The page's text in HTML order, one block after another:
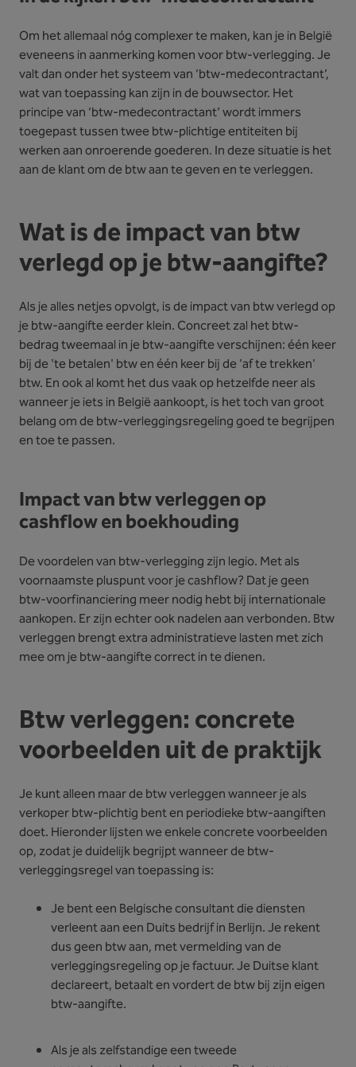
Om het allemaal nóg complexer te maken, kan je in België
eveneens in aanmerking komen voor btw-verlegging. Je
valt dan onder het systeem van ‘btw-medecontractant’,
wat van toepassing kan zijn in de bouwsector. Het
principe van ‘btw-medecontractant’ wordt immers
toegepast tussen twee btw-plichtige entiteiten bij
werken aan onroerende goederen. In deze situatie is het
aan de klant om de btw aan te geven en te verleggen.
Wat is de impact van btw
verlegd op je btw-aangifte?
Als je alles netjes opvolgt, is de impact van btw verlegd op
je btw-aangifte eerder klein. Concreet zal het btw-
bedrag tweemaal in je btw-aangifte verschijnen: één keer
bij de 'te betalen' btw en één keer bij de 'af te trekken'
btw. En ook al komt het dus vaak op hetzelfde neer als
wanneer je iets in België aankoopt, is het toch van groot
belang om de btw-verleggingsregeling goed te begrijpen
en toe te passen.
Impact van btw verleggen op
cashflow en boekhouding
De voordelen van btw-verlegging zijn legio. Met als
voornaamste pluspunt voor je cashflow? Dat je geen
btw-voorfinanciering meer nodig hebt bij internationale
aankopen. Er zijn echter ook nadelen aan verbonden. Btw
verleggen brengt extra administratieve lasten met zich
mee om je btw-aangifte correct in te dienen.
Btw verleggen: concrete
voorbeelden uit de praktijk
Je kunt alleen maar de btw verleggen wanneer je als
verkoper btw-plichtig bent en periodieke btw-aangiften
doet. Hieronder lijsten we enkele concrete voorbeelden
op, zodat je duidelijk begrijpt wanneer de btw-
verleggingsregel van toepassing is:
Je bent een Belgische consultant die diensten
verleent aan een Duits bedrijf in Berlijn. Je rekent
dus geen btw aan, met vermelding van de
verleggingsregeling op je factuur. Je Duitse klant
declareert, betaalt en vordert de btw bij zijn eigen
btw-aangifte.
Als je als zelfstandige een tweede